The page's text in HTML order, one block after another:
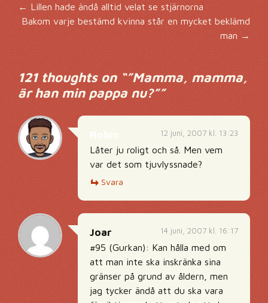
Inläggsnavigering
← Lillen hade ändå alltid velat se stjärnorna
Bakom varje bestämd kvinna står en mycket beklämd
man→
121 thoughts on “”Mamma, mamma,
är han min pappa nu?””
12 juni, 2007 kl. 13:23
Låter ju roligt och så. Men vem
var det som tjuvlyssnade?
Svara
14 juni, 2007 kl. 16:17
Joar
#95 (Gurkan): Kan hålla med om
att man inte ska inskränka sina
gränser på grund av åldern, men
jag tycker ändå att du ska vara